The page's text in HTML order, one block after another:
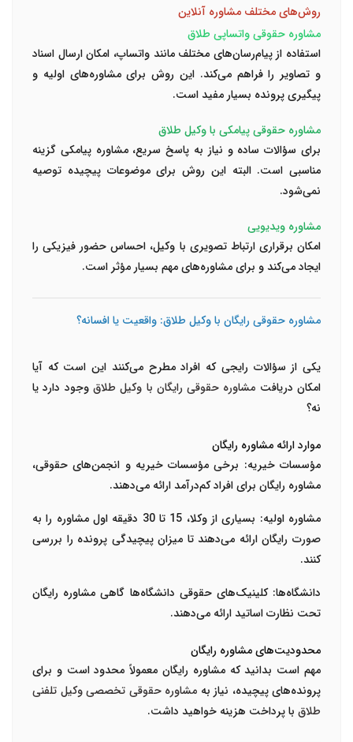
روش‌های مختلف مشاوره آنلاین
مشاوره حقوقی واتساپی طلاق
استفاده از پیام‌رسان‌های مختلف مانند واتساپ، امکان ارسال اسناد
و تصاویر را فراهم می‌کند. این روش برای مشاوره‌های اولیه و
پیگیری پرونده بسیار مفید است.
مشاوره حقوقی پیامکی با وکیل طلاق
برای سؤالات ساده و نیاز به پاسخ سریع، مشاوره پیامکی گزینه
مناسبی است. البته این روش برای موضوعات پیچیده توصیه
نمی‌شود.
مشاوره ویدیویی
امکان برقراری ارتباط تصویری با وکیل، احساس حضور فیزیکی را
ایجاد می‌کند و برای مشاوره‌های مهم بسیار مؤثر است.
مشاوره حقوقی رایگان با وکیل طلاق: واقعیت یا افسانه؟
یکی از سؤالات رایجی که افراد مطرح می‌کنند این است که آیا
امکان دریافت مشاوره حقوقی رایگان با وکیل طلاق وجود دارد یا
نه؟
موارد ارائه مشاوره رایگان
مؤسسات خیریه: برخی مؤسسات خیریه و انجمن‌های حقوقی،
مشاوره رایگان برای افراد کم‌درآمد ارائه می‌دهند.
مشاوره اولیه:
بسیاری از وکلا، 15 تا 30 دقیقه اول مشاوره را به
صورت رایگان ارائه می‌دهند تا میزان پیچیدگی پرونده را بررسی
کنند.
دانشگاه‌ها: کلینیک‌های حقوقی دانشگاه‌ها گاهی مشاوره رایگان
تحت نظارت اساتید ارائه می‌دهند.
محدودیت‌های مشاوره رایگان
مهم است بدانید که مشاوره رایگان معمولاً محدود است و برای
پرونده‌های پیچیده، نیاز به مشاوره حقوقی تخصصی وکیل تلفنی
طلاق با پرداخت هزینه خواهید داشت.